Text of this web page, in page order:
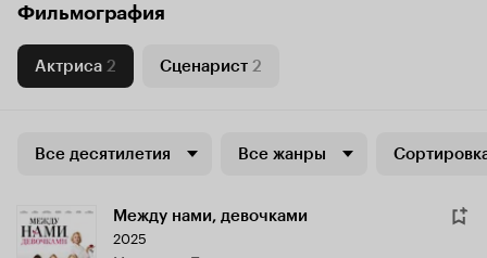
Фильмография
Актриса 2 Сценарист 2
Все десятилетия Все жанры
Между нами, девочками
2025